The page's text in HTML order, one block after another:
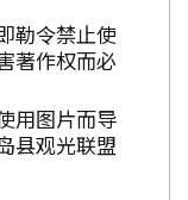
勒令禁止使
著作权而必
用图片而导
县观光联盟